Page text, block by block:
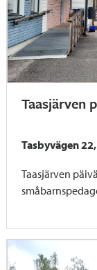
Taasjärven
Tasbyvägen
Taasjärven